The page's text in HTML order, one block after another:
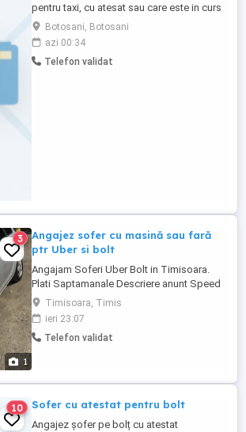
pentru taxi, cu atesat sau care este in curs
de obtinere atestat. Dacă ești pasionat de
condus, responsabil si serios, cauti un loc
de munca stabil, aceasta poate fi o
oportunitate de a dobandi un venit
Botosani, Botosani
azi 00:34
Telefon validat
1
3
Angajez sofer cu masină sau fară
ptr Uber si bolt
Angajam Soferi Uber Bolt in Timisoara.
Plati Saptamanale Descriere anunt Speed
Transport Innovation SRL recruteaza
soferi seriosi pentru activitate pe
platformele Uber si Bolt in Timisoara. Poti
lucra cu masina personala sau, in functie
Timisoara, Timis
ieri 23:07
Telefon validat
10 Sofer cu atestat pentru bolt
Angajez șofer pe bolț cu atestat